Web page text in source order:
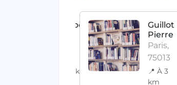
Passeport
📍 À 1.9 km
Guillot
Pierre
Paris,
75013
📍 À 3
km